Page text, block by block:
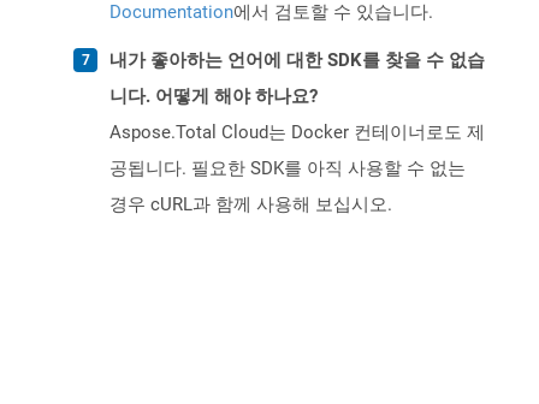
Documentation에서 검토할 수 있습니다.
내가 좋아하는 언어에 대한 SDK를 찾을 수 없습
니다. 어떻게 해야 하나요?
Aspose.Total Cloud는 Docker 컨테이너로도 제
공됩니다. 필요한 SDK를 아직 사용할 수 없는
경우 cURL과 함께 사용해 보십시오.